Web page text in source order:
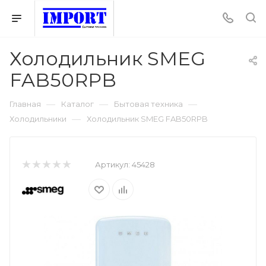
Холодильник SMEG
FAB50RPB
Главная — Каталог — Бытовая техника —
Холодильники — Холодильник SMEG FAB50RPB
Артикул: 45428